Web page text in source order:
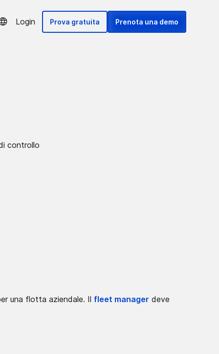
Login Prova gratuita Prenota una demo
una flotta aziendale. Il fleet manager deve